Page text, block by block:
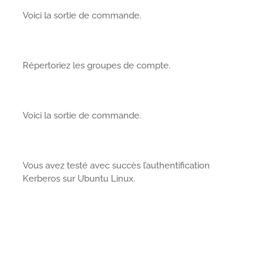
Voici la sortie de commande.
Répertoriez les groupes de compte.
Voici la sortie de commande.
Vous avez testé avec succès l’authentification
Kerberos sur Ubuntu Linux.